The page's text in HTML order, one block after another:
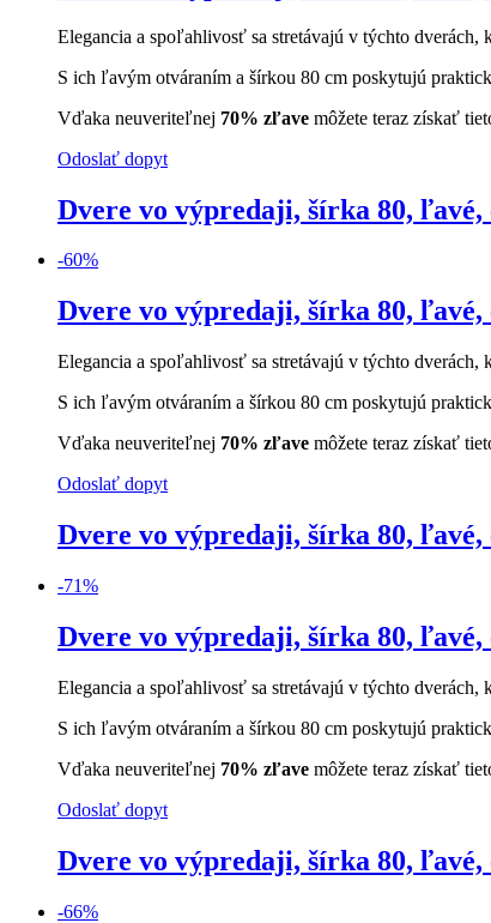
Elegancia a spoľahlivosť sa stretávajú v týchto
S ich ľavým otváraním a šírkou 80 cm poskytujú
Vďaka neuveriteľnej 70% zľave môžete teraz získať
Odoslať dopyt
Dvere vo výpredaji, šírka 80, ľavé,
-60%
Dvere vo výpredaji, šírka 80, ľavé,
Elegancia a spoľahlivosť sa stretávajú v týchto
S ich ľavým otváraním a šírkou 80 cm poskytujú
Vďaka neuveriteľnej 70% zľave môžete teraz získať
Odoslať dopyt
Dvere vo výpredaji, šírka 80, ľavé,
-71%
Dvere vo výpredaji, šírka 80, ľavé,
Elegancia a spoľahlivosť sa stretávajú v týchto
S ich ľavým otváraním a šírkou 80 cm poskytujú
Vďaka neuveriteľnej 70% zľave môžete teraz získať
Odoslať dopyt
Dvere vo výpredaji, šírka 80, ľavé,
-66%